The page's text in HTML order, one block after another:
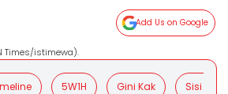
Add Us on Google
Times/istimewa).
5W1H Gini Kak Sisi